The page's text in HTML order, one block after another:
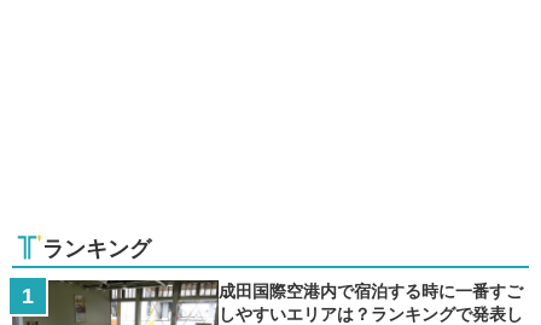
ランキング
成田国際空港内で宿泊する時に一番すご
しやすいエリアは？ランキングで発表し